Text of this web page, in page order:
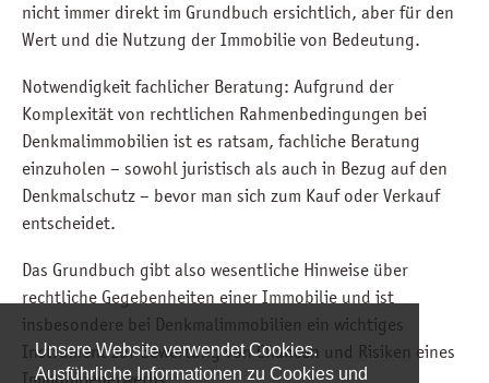
Unsere Website verwendet Cookies.
Ausführliche Informationen zu Cookies und
nicht immer direkt im Grundbuch ersichtlich, aber für den
Wert und die Nutzung der Immobilie von Bedeutung.
Notwendigkeit fachlicher Beratung: Aufgrund der
Komplexität von rechtlichen Rahmenbedingungen bei
Denkmalimmobilien ist es ratsam, fachliche Beratung
einzuholen – sowohl juristisch als auch in Bezug auf den
Denkmalschutz – bevor man sich zum Kauf oder Verkauf
entscheidet.
Das Grundbuch gibt also wesentliche Hinweise über
rechtliche Gegebenheiten einer Immobilie und ist
insbesondere bei Denkmalimmobilien ein wichtiges
Instrument zur Bewertung von Chancen und Risiken eines
Immobilienerwerbs.